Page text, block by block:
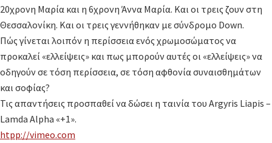
20χρονη Μαρία και η 6χρονη Άννα Μαρία. Και οι τρεις ζουν στη
Θεσσαλονίκη. Και οι τρεις γεννήθηκαν με σύνδρομο Down.
Πώς γίνεται λοιπόν η περίσσεια ενός χρωμοσώματος να
προκαλεί «ελλείψεις» και πως μπορούν αυτές οι «ελλείψεις» να
οδηγούν σε τόση περίσσεια, σε τόση αφθονία συναισθημάτων
και σοφίας?
Τις απαντήσεις προσπαθεί να δώσει η ταινία του Argyris Liapis –
Lamda Alpha «+1».
htpp://vimeo.com